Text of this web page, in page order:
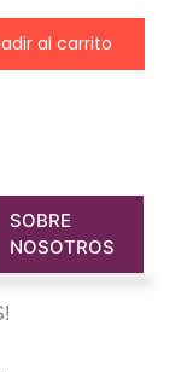
al carrito
SOBRE
NOSOTROS